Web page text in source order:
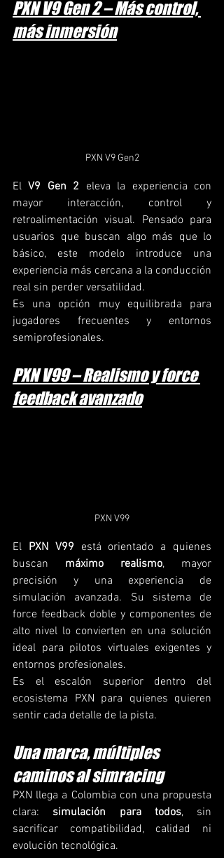
PXN V9 Gen 2 – Más control,
más inmersión
PXN V9 Gen2
El V9 Gen 2 eleva la experiencia con
mayor interacción, control y
retroalimentación visual. Pensado para
usuarios que buscan algo más que lo
básico, este modelo introduce una
experiencia más cercana a la conducción
real sin perder versatilidad.
Es una opción muy equilibrada para
jugadores frecuentes y entornos
semiprofesionales.
PXN V99 – Realismo y force
feedback avanzado
PXN V99
El PXN V99 está orientado a quienes
buscan máximo realismo, mayor
precisión y una experiencia de
simulación avanzada. Su sistema de
force feedback doble y componentes de
alto nivel lo convierten en una solución
ideal para pilotos virtuales exigentes y
entornos profesionales.
Es el escalón superior dentro del
ecosistema PXN para quienes quieren
sentir cada detalle de la pista.
Una marca, múltiples
caminos al simracing
PXN llega a Colombia con una propuesta
clara: simulación para todos, sin
sacrificar compatibilidad, calidad ni
evolución tecnológica.